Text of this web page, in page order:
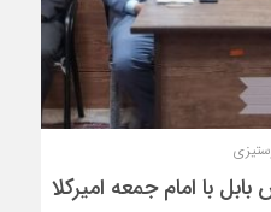
با امام جمعه امیرکلا